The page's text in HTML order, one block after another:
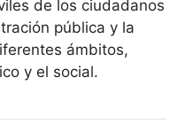
de los ciudadanos
pública y la
ámbitos,
y el social.